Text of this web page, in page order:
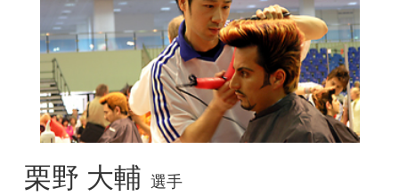
栗野 大輔 選手